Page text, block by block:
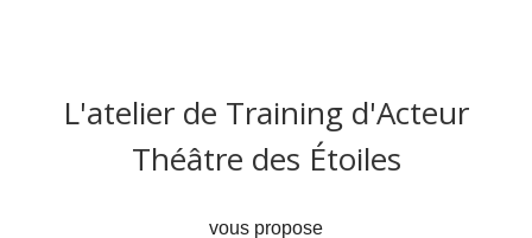
L'atelier de Training d'Acteur
Théâtre des Étoiles
vous propose